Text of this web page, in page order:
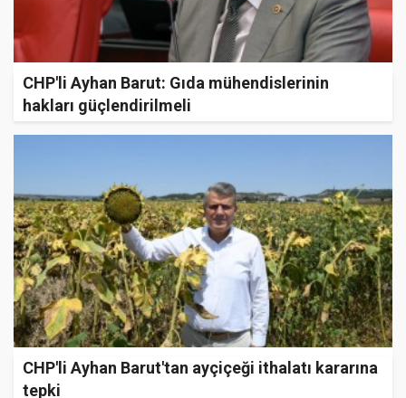
CHP'li Ayhan Barut: Gıda mühendislerinin
hakları güçlendirilmeli
CHP'li Ayhan Barut'tan ayçiçeği ithalatı kararına
tepki